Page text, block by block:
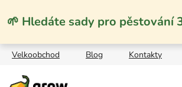
🌱 Hledáte sady pro pěstování
Velkoobchod Blog Kontakty